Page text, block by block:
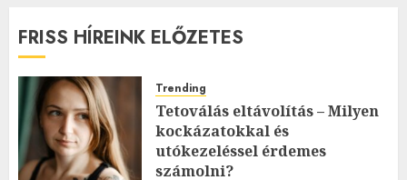
FRISS HÍREINK ELŐZETES
Trending
Tetoválás eltávolítás – Milyen
kockázatokkal és
utókezeléssel érdemes
számolni?